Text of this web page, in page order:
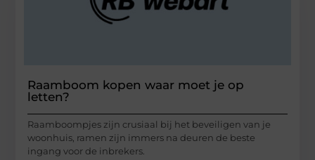
Raamboom kopen waar moet je op
letten?
Raamboompjes zijn crusiaal bij het beveiligen van je
woonhuis, ramen zijn immers na deuren de beste
ingang voor de inbrekers.